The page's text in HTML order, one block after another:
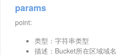
params
point:
类型：字符串类型
描述：Bucket所在区域域名